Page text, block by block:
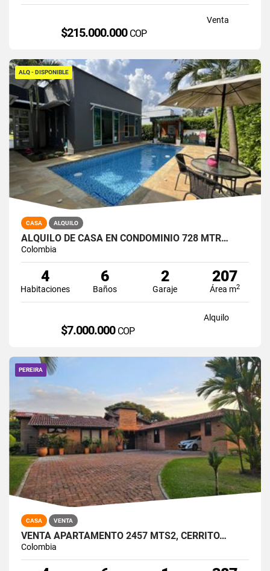
Venta
$215.000.000 COP
ALQ - DISPONIBLE
CASA ALQUILO
ALQUILO DE CASA EN CONDOMINIO 728 MTR…
Colombia
4
Habitaciones
6
Baños
2
Garaje
207
Área m2
Alquilo
$7.000.000 COP
PEREIRA
CASA VENTA
VENTA APARTAMENTO 2457 MTS2, CERRITO…
Colombia